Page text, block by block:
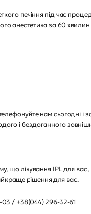
печіння під час
анестетика за 60
нам сьогодні
і бездоганного
що лікування IPL для
рішення для вас.
03 / +38(044) 296-32-61